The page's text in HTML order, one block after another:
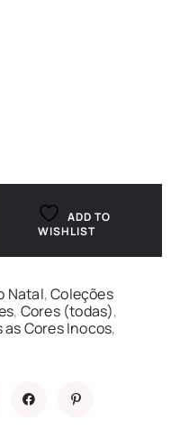
ADD TO
WISHLIST
Natal,Coleções
, Cores (todas),
as Cores Inocos,